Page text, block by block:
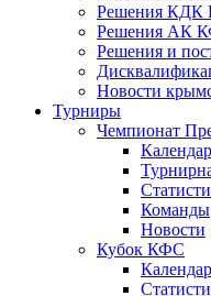
Решения КДК
Решения АК
Решения и
Новости
Турниры
Чемпионат
Команды
Новости
Кубок КФС